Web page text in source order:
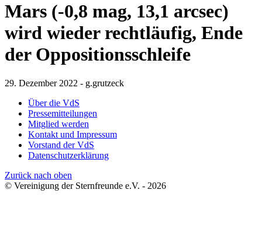
Mars (-0,8 mag, 13,1 arcsec)
wird wieder rechtläufig, Ende
der Oppositionsschleife
29. Dezember 2022 - g.grutzeck
Über die VdS
Pressemitteilungen
Mitglied werden
Kontakt und Impressum
Vorstand der VdS
Datenschutzerklärung
Zurück nach oben
© Vereinigung der Sternfreunde e.V. - 2026